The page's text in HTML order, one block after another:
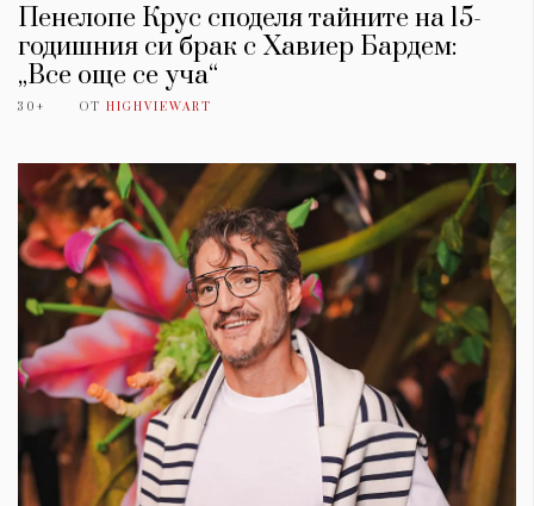
Пенелопе Крус споделя тайните на 15-
годишния си брак с Хавиер Бардем:
„Все още се уча“
30+ ОТ HIGHVIEWART